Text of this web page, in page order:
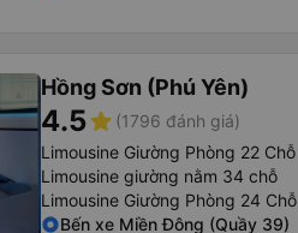
Hồng Sơn (Phú Yên)
4.5star (1796 đánh giá)
Limousine Giường Phòng 22 Chỗ
Limousine giường nằm 34 chỗ
Limousine Giường Phòng 24 Chỗ
Bến xe Miền Đông (Quầy 39)